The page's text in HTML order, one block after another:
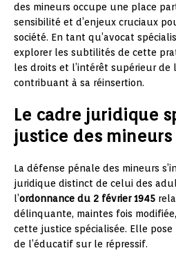
des mineurs occupe une place
sensibilité et d’enjeux cruciaux
société. En tant qu’avocat
explorer les subtilités de cette
les droits et l’intérêt supérieur de
contribuant à sa réinsertion.
Le cadre juridique
justice des mineurs
La défense pénale des mineurs
juridique distinct de celui des
l’ordonnance du 2 février 1945
délinquante, maintes fois
cette justice spécialisée. Elle
de l’éducatif sur le répressif.